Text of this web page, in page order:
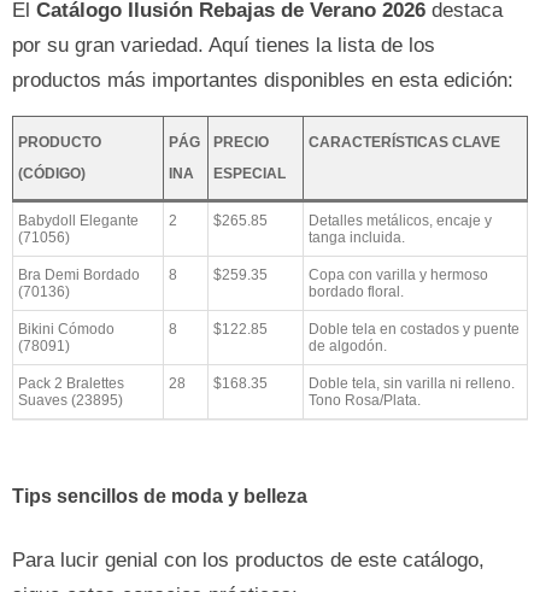
El Catálogo Ilusión Rebajas de Verano 2026 destaca
por su gran variedad. Aquí tienes la lista de los
productos más importantes disponibles en esta edición:
PRODUCTO
(CÓDIGO)
PÁG
INA
PRECIO
ESPECIAL
CARACTERÍSTICAS CLAVE
Babydoll Elegante
(71056)
2 $265.85
Detalles metálicos, encaje y
tanga incluida.
Bra Demi Bordado
(70136)
8 $259.35
Copa con varilla y hermoso
bordado floral.
Bikini Cómodo
(78091)
8 $122.85
Doble tela en costados y puente
de algodón.
Pack 2 Bralettes
Suaves (23895)
28 $168.35
Doble tela, sin varilla ni relleno.
Tono Rosa/Plata.
Tips sencillos de moda y belleza
Para lucir genial con los productos de este catálogo,